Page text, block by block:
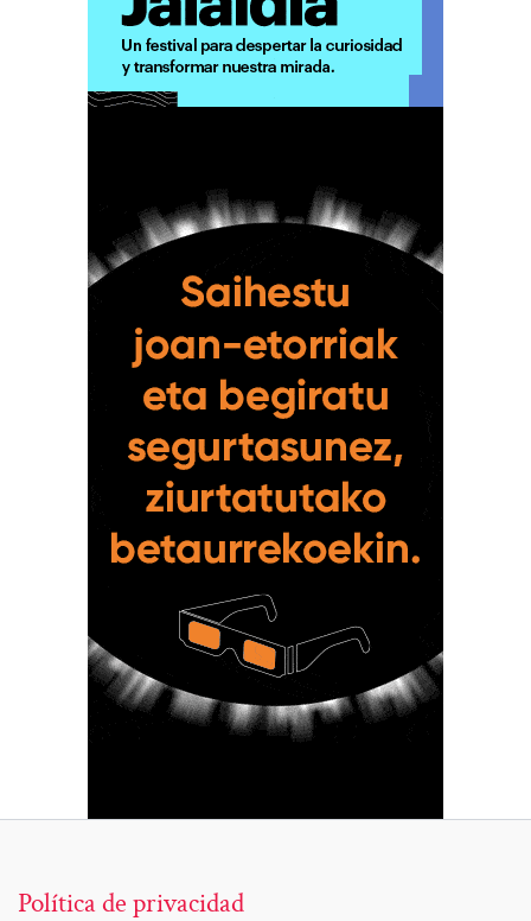
Política de privacidad